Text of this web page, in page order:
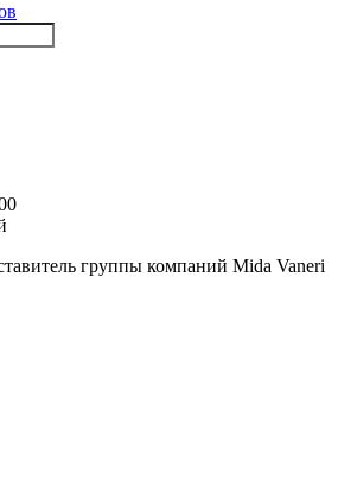
группы компаний Mida Vaneri